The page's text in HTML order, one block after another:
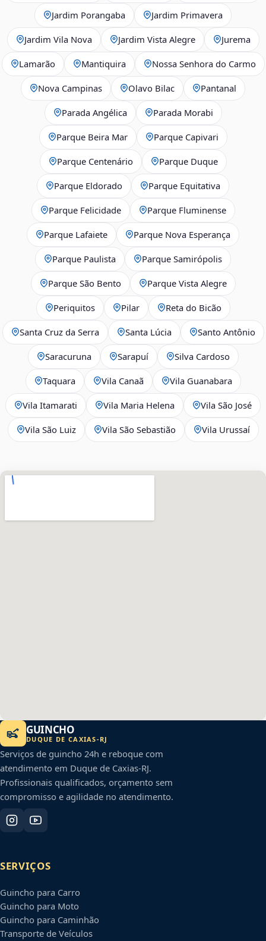
Jardim Porangaba Jardim Primavera
Jardim Vila Nova Jardim Vista Alegre Jurema
Lamarão Mantiquira Nossa Senhora do Carmo
Nova Campinas Olavo Bilac Pantanal
Parada Angélica Parada Morabi
Parque Beira Mar Parque Capivari
Parque Centenário Parque Duque
Parque Eldorado Parque Equitativa
Parque Felicidade Parque Fluminense
Parque Lafaiete Parque Nova Esperança
Parque Paulista Parque Samirópolis
Parque São Bento Parque Vista Alegre
Periquitos Pilar Reta do Bicão
Santa Cruz da Serra Santa Lúcia Santo Antônio
Saracuruna Sarapuí Silva Cardoso
Taquara Vila Canaã Vila Guanabara
Vila Itamarati Vila Maria Helena Vila São José
Vila São Luiz Vila São Sebastião Vila Urussaí
GUINCHO
DUQUE DE CAXIAS-RJ
Serviços de guincho 24h e reboque com
atendimento em Duque de Caxias-RJ.
Profissionais qualificados, orçamento sem
compromisso e agilidade no atendimento.
SERVIÇOS
Guincho para Carro
Guincho para Moto
Guincho para Caminhão
Transporte de Veículos